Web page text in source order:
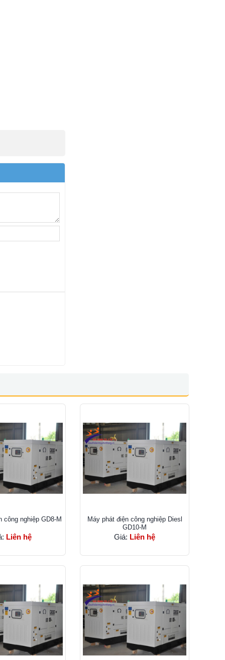
công nghiệp GD8-M
Liên hệ
Máy phát điện công nghiệp Diesl
GD10-M
Giá: Liên hệ